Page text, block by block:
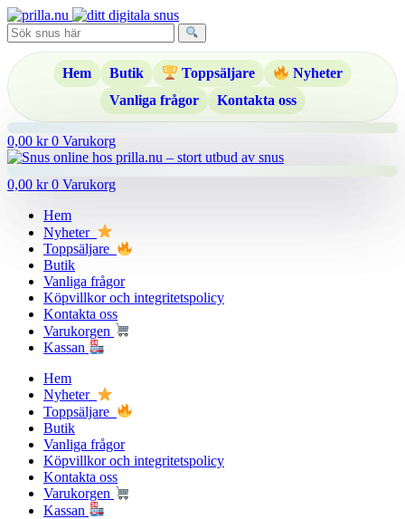
Hoppa
till
innehåll
Hem
Butik Toppsäljare
Nyheter
Vanliga frågor
Kontakta oss
0,00 kr 0 Varukorg
0,00 kr 0 Varukorg
Hem
Nyheter
Toppsäljare
Butik
Vanliga frågor
Köpvillkor och integritetspolicy
Kontakta oss
Varukorgen
Kassan
Hem
Nyheter
Toppsäljare
Butik
Vanliga frågor
Köpvillkor och integritetspolicy
Kontakta oss
Varukorgen
Kassan